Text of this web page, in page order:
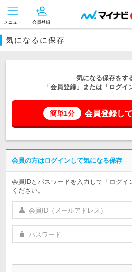
メニュー 会員登録
気になるに保存
気になる保存をす
「会員登録」または「ログイ
簡単1分 会員登録し
会員の方はログインして気になる保存
会員IDとパスワードを入力して「ログイ
ください。